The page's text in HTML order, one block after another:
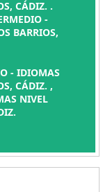
CÁDIZ. .
-
BARRIOS,
- IDIOMAS
CÁDIZ. ,
NIVEL